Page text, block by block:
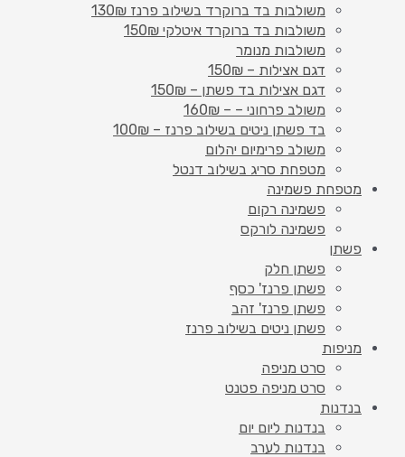
משולבות בד ברוקרד בשילוב פרנז 130₪
משולבות בד ברוקרד איטלקי 150₪
משולבות מנומר
דגם אצילות – 150₪
דגם אצילות בד פשתן – 150₪
משולב פרחוני – – 160₪
בד פשתן ניטים בשילוב פרנז – 100₪
משולב פרימיום יהלום
מטפחת סריג בשילוב דנטל
מטפחת פשמינה
פשמינה רקום
פשמינה לורקס
פשתן
פשתן חלק
פשתן פרנז' כסף
פשתן פרנז' זהב
פשתן ניטים בשילוב פרנז
מניפות
סרט מניפה
סרט מניפה פטנט
בנדנות
בנדנות ליום יום
בנדנות לערב